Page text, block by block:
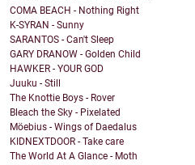
COMA BEACH - Nothing Right
K-SYRAN - Sunny
SARANTOS - Can't Sleep
GARY DRANOW - Golden Child
HAWKER - YOUR GOD
Juuku - Still
The Knottie Boys - Rover
Bleach the Sky - Pixelated
Möebius - Wings of Daedalus
KIDNEXTDOOR - Take care
The World At A Glance - Moth